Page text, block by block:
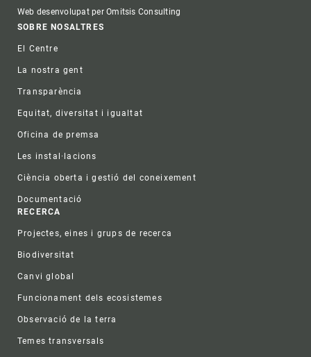
Web desenvolupat per Omitsis Consulting
Footer
SOBRE NOSALTRES
El Centre
La nostra gent
Transparència
Equitat, diversitat i igualtat
Oficina de premsa
Les instal·lacions
Ciència oberta i gestió del coneixement
Documentació
RECERCA
Projectes, eines i grups de recerca
Biodiversitat
Canvi global
Funcionament dels ecosistemes
Observació de la terra
Temes transversals